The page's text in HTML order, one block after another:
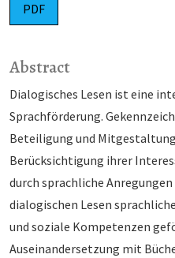
PDF
Abstract
Dialogisches Lesen ist eine
Sprachförderung.
Beteiligung und Mitgestaltung
Berücksichtigung ihrer
durch sprachliche
dialogischen Lesen
und soziale Kompetenzen
Auseinandersetzung mit